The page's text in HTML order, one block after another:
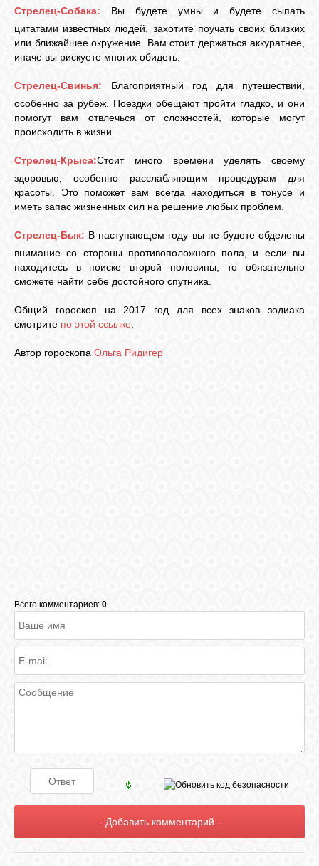
Стрелец-Собака: Вы будете умны и будете сыпать
цитатами известных людей, захотите поучать своих близких
или ближайшее окружение. Вам стоит держаться аккуратнее,
иначе вы рискуете многих обидеть.
Стрелец-Свинья: Благоприятный год для путешествий,
особенно за рубеж. Поездки обещают пройти гладко, и они
помогут вам отвлечься от сложностей, которые могут
происходить в жизни.
Стрелец-Крыса:Стоит много времени уделять своему
здоровью, особенно расслабляющим процедурам для
красоты. Это поможет вам всегда находиться в тонусе и
иметь запас жизненных сил на решение любых проблем.
Стрелец-Бык: В наступающем году вы не будете обделены
внимание со стороны противоположного пола, и если вы
находитесь в поиске второй половины, то обязательно
сможете найти себе достойного спутника.
Общий гороскоп на 2017 год для всех знаков зодиака
смотрите по этой ссылке
Автор гороскопа Ольга Ридигер
Всего комментариев: 0